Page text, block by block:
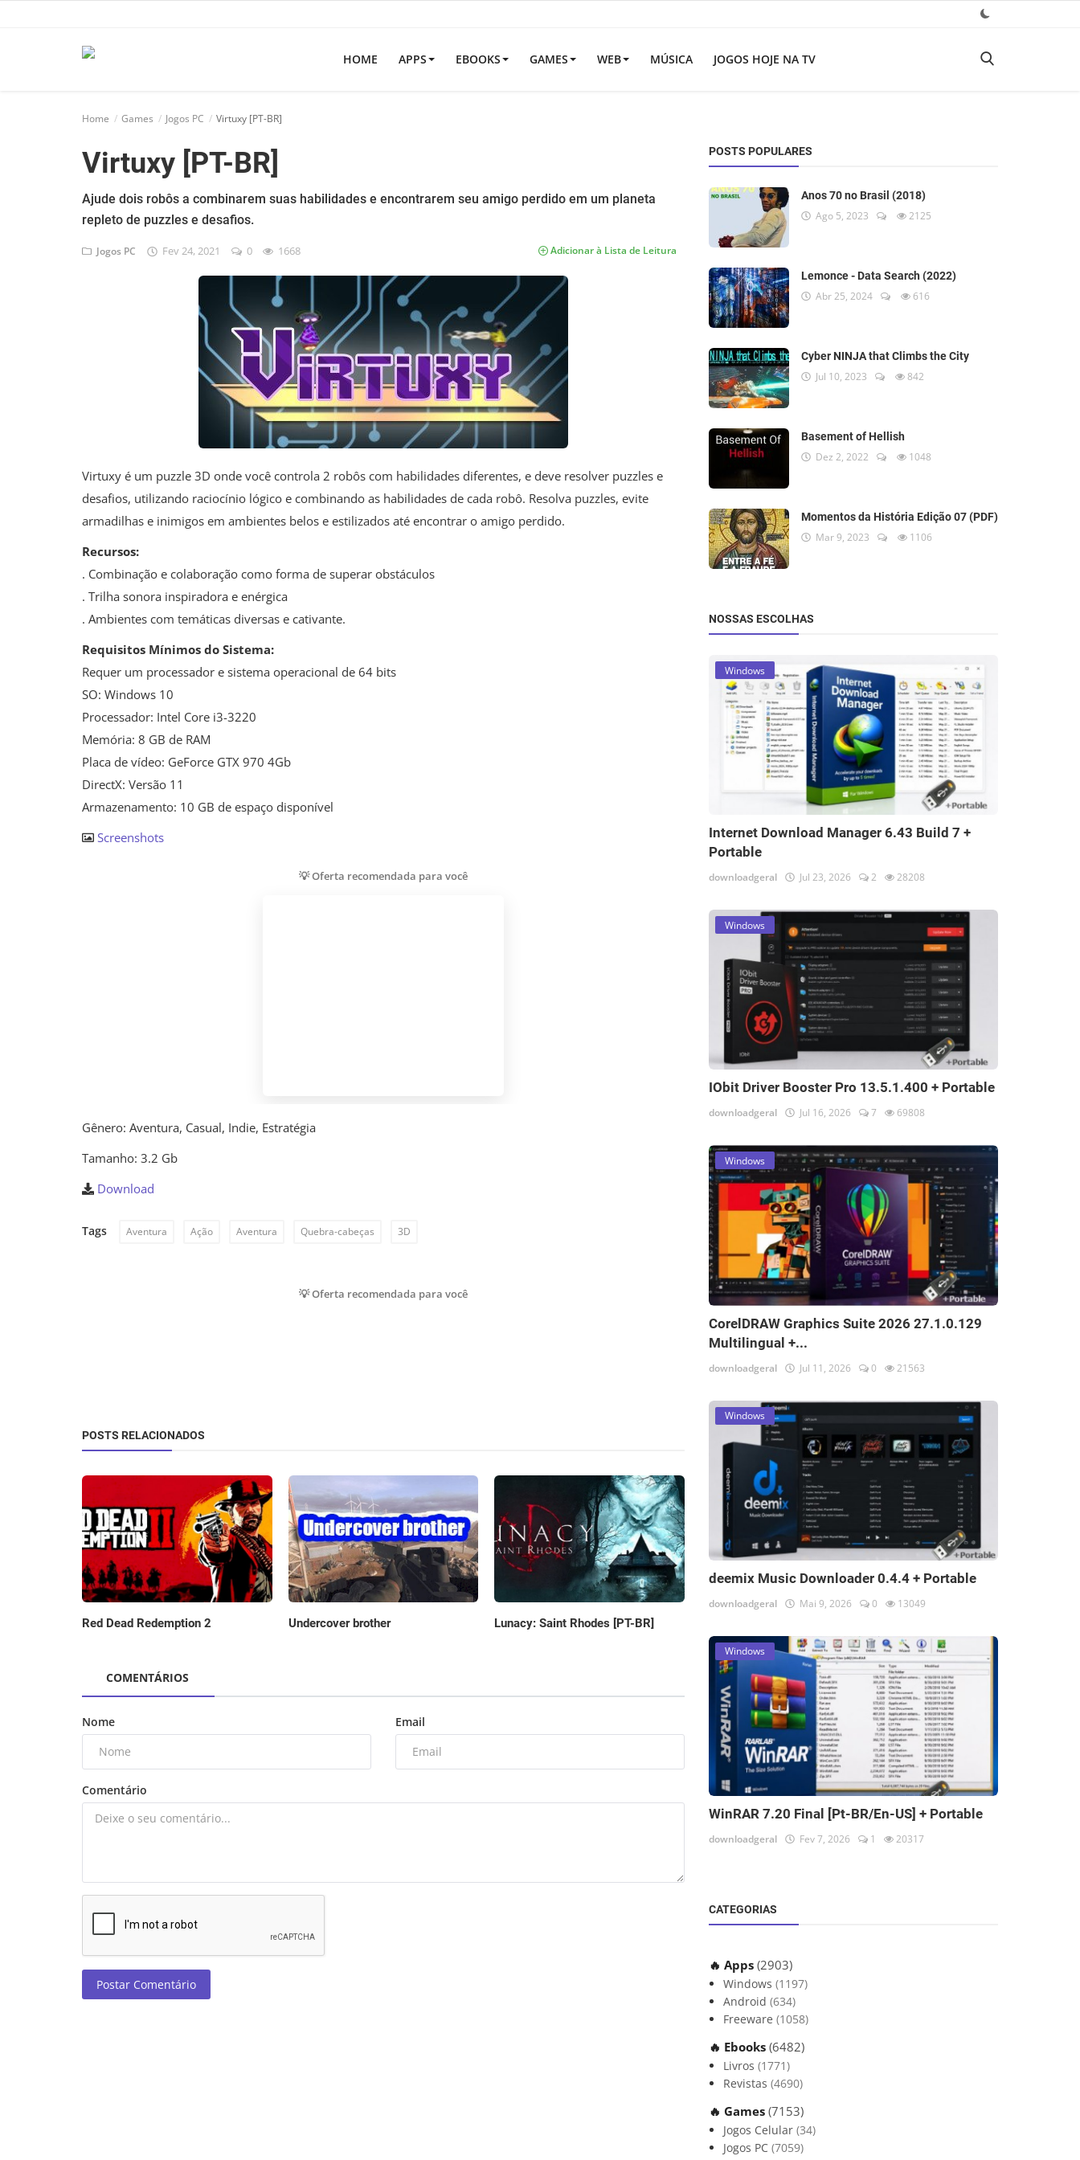
HOME APPS EBOOKS GAMES WEB MÚSICA JOGOS HOJE NA TV
Home Games Jogos PC Virtuxy [PT-BR]
Virtuxy [PT-BR]
Ajude dois robôs a combinarem suas habilidades e encontrarem seu amigo perdido em um planeta
repleto de puzzles e desafios.
Jogos PC Fev 24, 2021 0 1668 Adicionar à Lista de Leitura
Virtuxy é um puzzle 3D onde você controla 2 robôs com habilidades diferentes, e deve resolver puzzles e
desafios, utilizando raciocínio lógico e combinando as habilidades de cada robô. Resolva puzzles, evite
armadilhas e inimigos em ambientes belos e estilizados até encontrar o amigo perdido.
Recursos:
. Combinação e colaboração como forma de superar obstáculos
. Trilha sonora inspiradora e enérgica
. Ambientes com temáticas diversas e cativante.
Requisitos Mínimos do Sistema:
Requer um processador e sistema operacional de 64 bits
SO: Windows 10
Processador: Intel Core i3-3220
Memória: 8 GB de RAM
Placa de vídeo: GeForce GTX 970 4Gb
DirectX: Versão 11
Armazenamento: 10 GB de espaço disponível
Screenshots
💡 Oferta recomendada para você
Gênero: Aventura, Casual, Indie, Estratégia
Tamanho: 3.2 Gb
Download
Tags Aventura Ação Aventura Quebra-cabeças 3D
💡 Oferta recomendada para você
POSTS RELACIONADOS
Red Dead Redemption 2 Undercover brother Lunacy: Saint Rhodes [PT-BR]
COMENTÁRIOS
Nome Email
Comentário
Postar Comentário
POSTS POPULARES
Anos 70 no Brasil (2018)
Ago 5, 2023 2125
Lemonce - Data Search (2022)
Abr 25, 2024 616
Cyber NINJA that Climbs the City
Jul 10, 2023 842
Basement of Hellish
Dez 2, 2022 1048
Momentos da História Edição 07 (PDF)
Mar 9, 2023 1106
NOSSAS ESCOLHAS
Windows
Internet Download Manager 6.43 Build 7 +
Portable
downloadgeral Jul 23, 2026 2 28208
Windows
IObit Driver Booster Pro 13.5.1.400 + Portable
downloadgeral Jul 16, 2026 7 69808
Windows
CorelDRAW Graphics Suite 2026 27.1.0.129
Multilingual +...
downloadgeral Jul 11, 2026 0 21563
Windows
deemix Music Downloader 0.4.4 + Portable
downloadgeral Mai 9, 2026 0 13049
Windows
WinRAR 7.20 Final [Pt-BR/En-US] + Portable
downloadgeral Fev 7, 2026 1 20317
CATEGORIAS
🔥 Apps (2903)
Windows (1197)
Android (634)
Freeware (1058)
🔥 Ebooks (6482)
Livros (1771)
Revistas (4690)
🔥 Games (7153)
Jogos Celular (34)
Jogos PC (7059)